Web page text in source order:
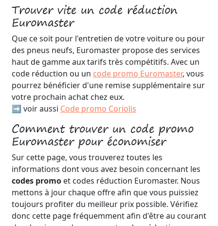
Trouver vite un code réduction
Euromaster
Que ce soit pour l'entretien de votre voiture ou pour
des pneus neufs, Euromaster propose des services
haut de gamme aux tarifs très compétitifs. Avec un
code réduction ou un code promo Euromaster, vous
pourrez bénéficier d'une remise supplémentaire sur
votre prochain achat chez eux.
➡️ voir aussi Code promo Coriolis
Comment trouver un code promo
Euromaster pour économiser
Sur cette page, vous trouverez toutes les
informations dont vous avez besoin concernant les
codes promo et codes réduction Euromaster. Nous
mettons à jour chaque offre afin que vous puissiez
toujours profiter du meilleur prix possible. Vérifiez
donc cette page fréquemment afin d'être au courant